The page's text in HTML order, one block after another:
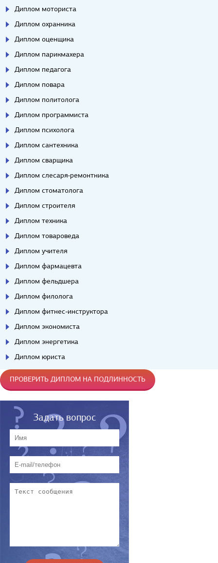
Диплом моториста
Диплом охранника
Диплом оценщика
Диплом парикмахера
Диплом педагога
Диплом повара
Диплом политолога
Диплом программиста
Диплом психолога
Диплом сантехника
Диплом сварщика
Диплом слесаря-ремонтника
Диплом стоматолога
Диплом строителя
Диплом техника
Диплом товароведа
Диплом учителя
Диплом фармацевта
Диплом фельдшера
Диплом филолога
Диплом фитнес-инструктора
Диплом экономиста
Диплом энергетика
Диплом юриста
ПРОВЕРИТЬ ДИПЛОМ НА ПОДЛИННОСТЬ
Задать вопрос